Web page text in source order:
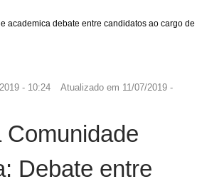
academica debate entre candidatos ao cargo de
- 10:24 Atualizado em 11/07/2019 -
Comunidade
Debate entre